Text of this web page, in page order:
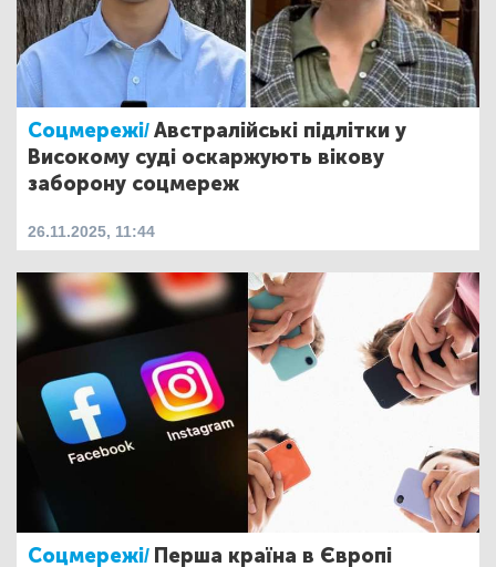
Соцмережі/Австралійські підлітки у
Високому суді оскаржують вікову
заборону соцмереж
26.11.2025, 11:44
Соцмережі/ Перша країна в Європі